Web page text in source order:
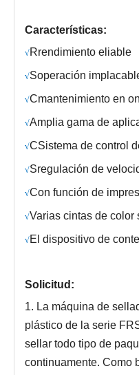
Características:
√Rrendimiento eliable
√Soperación
√Cmantenimiento en
√Amplia gama de
√CSistema de control
√Sregulación de
√Con función de
√Varias cintas de
√El dispositivo de
Solicitud:
1. La máquina de
plástico de la serie
sellar todo tipo de
continuamente. Como